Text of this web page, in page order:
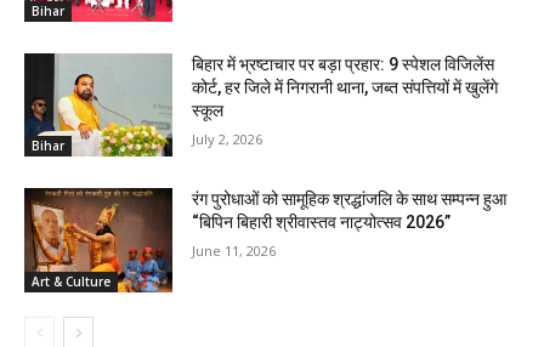
Bihar
Bihar
बिहार में भ्रष्टाचार पर बड़ा प्रहार: 9 स्पेशल विजिलेंस
कोर्ट, हर जिले में निगरानी थाना, जब्त संपत्तियों में खुलेंगे
स्कूल
July 2, 2026
Art & Culture
रंग पुरोधाओं को सामूहिक श्रद्धांजलि के साथ सम्पन्न हुआ
“बिपिन बिहारी श्रीवास्तव नाट्योत्सव 2026”
June 11, 2026